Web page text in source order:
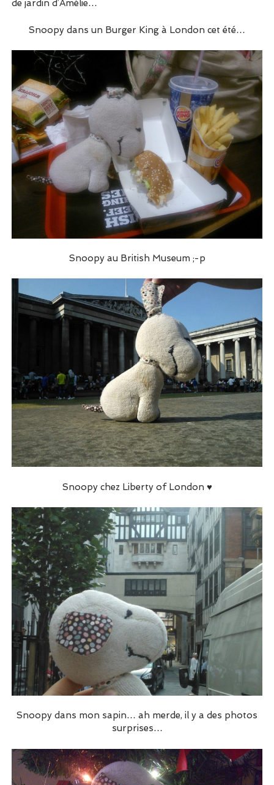
de jardin d’Amélie…
Snoopy dans un Burger King à London cet été…
Snoopy au British Museum ;-p
Snoopy chez Liberty of London ♥
Snoopy dans mon sapin… ah merde, il y a des photos
surprises…